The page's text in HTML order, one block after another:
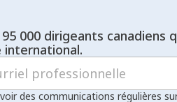
95 000 dirigeants
international.
des communications régulières